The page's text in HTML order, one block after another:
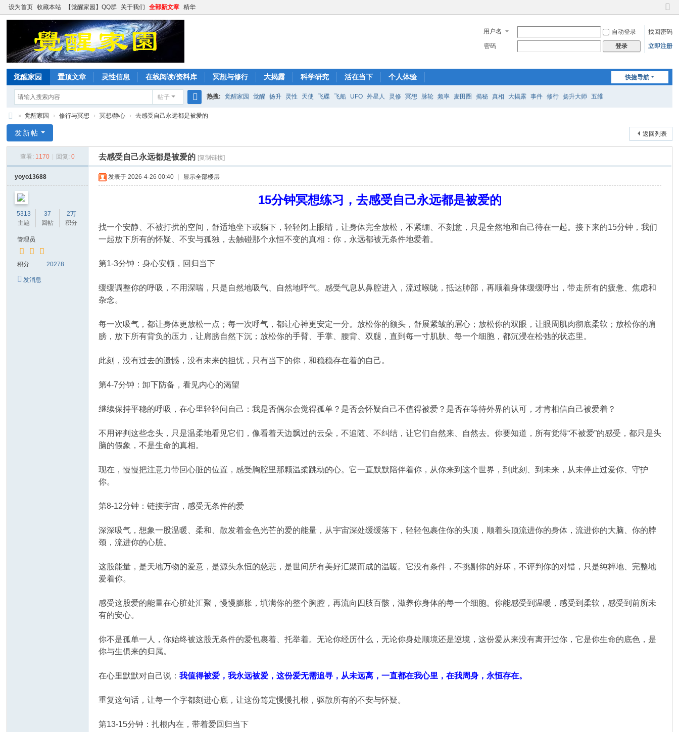
设为首页 收藏本站 【觉醒家园】QQ群 关于我们 全部新文章 精华
切
到
窄
用户名 自动登录
找回密码
密码
登录 立即注册
快捷导航
觉醒家园 置顶文章 灵性信息 在线阅读/资料库 冥想与修行 大揭露 科学研究 活在当下 个人体验
帖子
搜
热搜: 觉醒家园 觉醒 扬升 灵性 天使 飞碟 飞船 UFO 外星人 灵修 冥想 脉轮 频率 麦田圈 揭秘 真相 大揭露 事件 修行 扬升大师 五维
醒
园
» 觉醒家园 › 修行与冥想 › 冥想/静心 › 去感受自己永远都是被爱的
返回列表
发新帖
查看: 1170 回复: 0 去感受自己永远都是被爱的 [复制链接]
yoyo13688
5313
主题
37
回帖
2万
积分
管理员
积分 20278
发消息
发表于 2026-4-26 00:40 显示全部楼层
15分钟冥想练习，去感受自己永远都是被爱的
找一个安静、不被打扰的空间，舒适地坐下或躺下，轻轻闭上眼睛，让身体完全放松，不紧绷、不刻意，只是全然地和自己待在一起。接下来的15分钟，我们
一起放下所有的怀疑、不安与孤独，去触碰那个永恒不变的真相：你，永远都被无条件地爱着。
第1-3分钟：身心安顿，回归当下
缓缓调整你的呼吸，不用深喘，只是自然地吸气、自然地呼气。感受气息从鼻腔进入，流过喉咙，抵达肺部，再顺着身体缓缓呼出，带走所有的疲惫、焦虑和
杂念。
每一次吸气，都让身体更放松一点；每一次呼气，都让心神更安定一分。放松你的额头，舒展紧皱的眉心；放松你的双眼，让眼周肌肉彻底柔软；放松你的肩
膀，放下所有背负的压力，让肩膀自然下沉；放松你的手臂、手掌、腰背、双腿，直到每一寸肌肤、每一个细胞，都沉浸在松弛的状态里。
此刻，没有过去的遗憾，没有未来的担忧，只有当下的你，和稳稳存在着的自己。
第4-7分钟：卸下防备，看见内心的渴望
继续保持平稳的呼吸，在心里轻轻问自己：我是否偶尔会觉得孤单？是否会怀疑自己不值得被爱？是否在等待外界的认可，才肯相信自己被爱着？
不用评判这些念头，只是温柔地看见它们，像看着天边飘过的云朵，不追随、不纠结，让它们自然来、自然去。你要知道，所有觉得“不被爱”的感受，都只是头
脑的假象，不是生命的真相。
现在，慢慢把注意力带回心脏的位置，感受胸腔里那颗温柔跳动的心。它一直默默陪伴着你，从你来到这个世界，到此刻、到未来，从未停止过爱你、守护
你。
第8-12分钟：链接宇宙，感受无条件的爱
深深吸气，想象一股温暖、柔和、散发着金色光芒的爱的能量，从宇宙深处缓缓落下，轻轻包裹住你的头顶，顺着头顶流进你的身体，流进你的大脑、你的脖
颈，流进你的心脏。
这股能量，是天地万物的爱意，是源头永恒的慈悲，是世间所有美好汇聚而成的温暖。它没有条件，不挑剔你的好坏，不评判你的对错，只是纯粹地、完整地
爱着你。
感受这股爱的能量在心脏处汇聚，慢慢膨胀，填满你的整个胸腔，再流向四肢百骸，滋养你身体的每一个细胞。你能感受到温暖，感受到柔软，感受到前所未
有的安心。
你不是孤单一人，你始终被这股无条件的爱包裹着、托举着。无论你经历什么，无论你身处顺境还是逆境，这份爱从来没有离开过你，它是你生命的底色，是
你与生俱来的归属。
在心里默默对自己说：我值得被爱，我永远被爱，这份爱无需追寻，从未远离，一直都在我心里，在我周身，永恒存在。
重复这句话，让每一个字都刻进心底，让这份笃定慢慢扎根，驱散所有的不安与怀疑。
第13-15分钟：扎根内在，带着爱回归当下